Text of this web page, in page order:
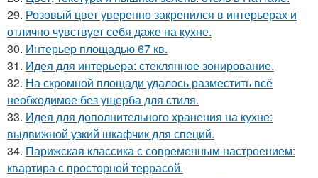
29. Розовый цвет уверенно закрепился в интерьерах и
отлично чувствует себя даже на кухне.
30. Интерьер площадью 67 кв.
31. Идея для интерьера: стеклянное зонирование.
32. На скромной площади удалось разместить всё
необходимое без ущерба для стиля.
33. Идея для дополнительного хранения на кухне:
выдвижной узкий шкафчик для специй.
34. Парижская классика с современным настроением:
квартира с просторной террасой.